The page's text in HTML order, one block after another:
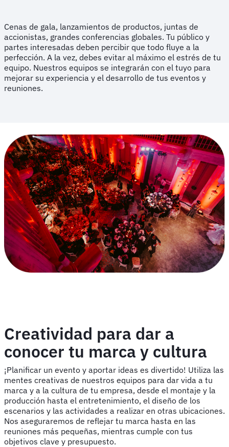
Cenas de gala, lanzamientos de productos, juntas de
accionistas, grandes conferencias globales. Tu público y
partes interesadas deben percibir que todo fluye a la
perfección. A la vez, debes evitar al máximo el estrés de tu
equipo. Nuestros equipos se integrarán con el tuyo para
mejorar su experiencia y el desarrollo de tus eventos y
reuniones.
Creatividad para dar a
conocer tu marca y cultura
¡Planificar un evento y aportar ideas es divertido! Utiliza las
mentes creativas de nuestros equipos para dar vida a tu
marca y a la cultura de tu empresa, desde el montaje y la
producción hasta el entretenimiento, el diseño de los
escenarios y las actividades a realizar en otras ubicaciones.
Nos aseguraremos de reflejar tu marca hasta en las
reuniones más pequeñas, mientras cumple con tus
objetivos clave y presupuesto.